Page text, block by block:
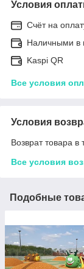
Условия
Счёт на
Наличными в
Kaspi QR
Все условия
Условия
Возврат товара в
Все условия
Подобные